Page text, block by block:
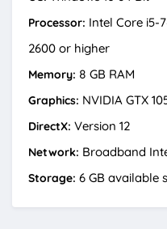
Processor: Intel Core i5-
2600 or higher
Memory: 8 GB RAM
Graphics: NVIDIA GTX
DirectX: Version 12
Network: Broadband
Storage: 6 GB available